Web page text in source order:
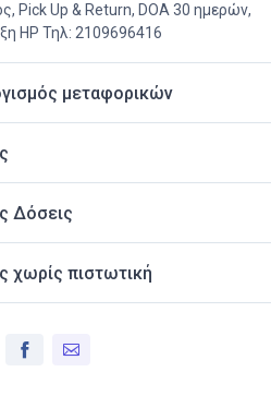
Pick Up & Return, DOA 30 ημερών,
HP Τηλ: 2109696416
μεταφορικών
Δόσεις
χωρίς πιστωτική